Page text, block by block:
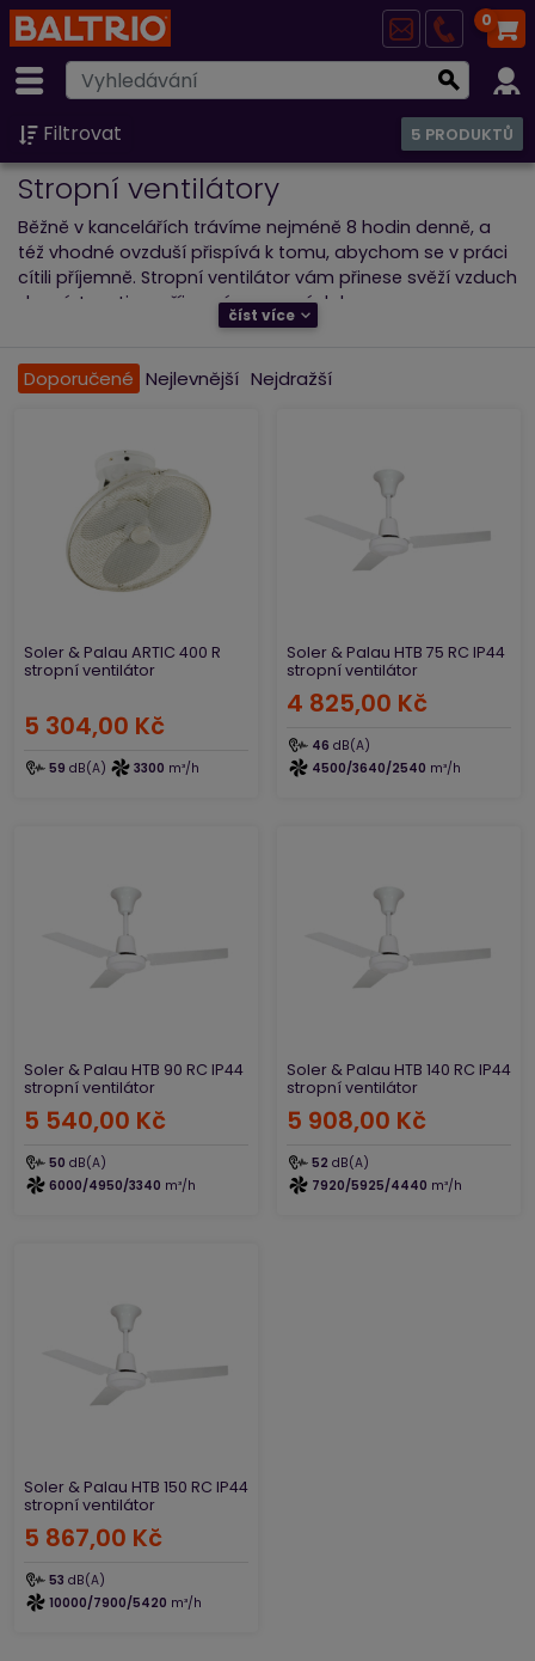
0
Filtrovat 5 PRODUKTŮ
Stropní ventilátory
Běžně v kancelářích trávíme nejméně 8 hodin denně, a
též vhodné ovzduší přispívá k tomu, abychom se v práci
cítili příjemně. Stropní ventilátor vám přinese svěží vzduch
do místnosti a zpříjemní pracovní dobu.
detektivních filmů má v dnešní době moderní a
nenápadné designové provedení. Ventilací shora
Stropní ventilátory jsou vhodné do prostorů, kde jsou
vyšší stropy, hodí se jak do ložnice, tak i do
konferenčních, společenských či průmyslových místnosti,
často se s nimi setkáváme například i v čekárně u lékaře.
V prodeji v našem e-shopu si vyberte ventilátor, který
Vám nejvíce vyhovuje.
číst více
Doporučené Nejlevnější Nejdražší
Soler & Palau ARTIC 400 R
stropní ventilátor
5 304,00 Kč
59 dB(A) 3300 m³/h
Soler & Palau HTB 75 RC IP44
stropní ventilátor
4 825,00 Kč
46 dB(A)
4500/3640/2540 m³/h
Soler & Palau HTB 90 RC IP44
stropní ventilátor
5 540,00 Kč
50 dB(A)
6000/4950/3340 m³/h
Soler & Palau HTB 140 RC IP44
stropní ventilátor
5 908,00 Kč
52 dB(A)
7920/5925/4440 m³/h
Soler & Palau HTB 150 RC IP44
stropní ventilátor
5 867,00 Kč
53 dB(A)
10000/7900/5420 m³/h